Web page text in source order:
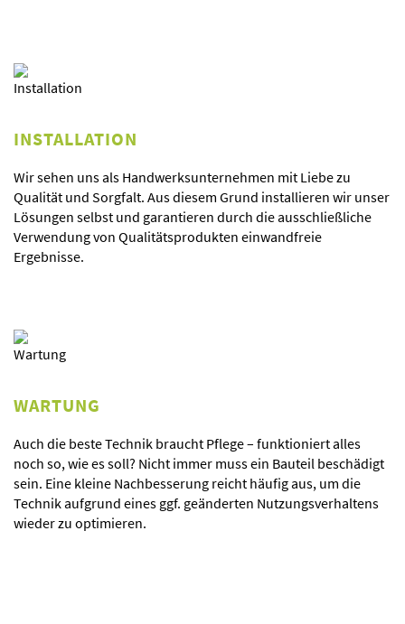
INSTALLATION
Wir sehen uns als Handwerksunternehmen mit Liebe zu
Qualität und Sorgfalt. Aus diesem Grund installieren wir unser
Lösungen selbst und garantieren durch die ausschließliche
Verwendung von Qualitätsprodukten einwandfreie
Ergebnisse.
WARTUNG
Auch die beste Technik braucht Pflege – funktioniert alles
noch so, wie es soll? Nicht immer muss ein Bauteil beschädigt
sein. Eine kleine Nachbesserung reicht häufig aus, um die
Technik aufgrund eines ggf. geänderten Nutzungsverhaltens
wieder zu optimieren.